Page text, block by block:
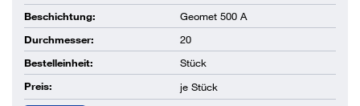
Beschichtung:
Geomet 500 A
Durchmesser:
20
Bestelleinheit:
Stück
Preis:
je Stück